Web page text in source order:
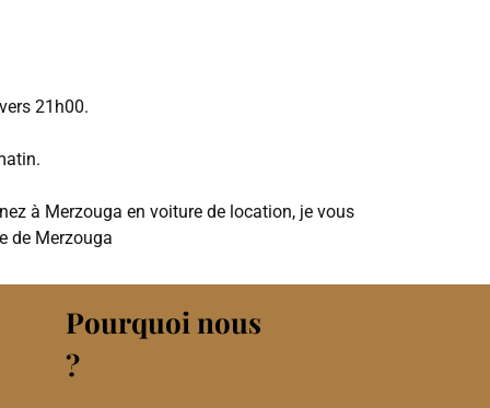
21h00.
à Merzouga en voiture de location, je vous
de Merzouga
Pourquoi nous
?